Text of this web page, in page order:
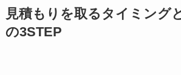
見積もりを取るタイミング
の3STEP